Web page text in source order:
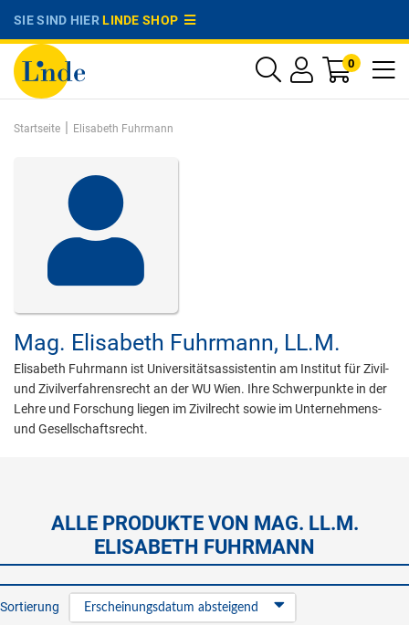
SIE SIND HIERLINDE SHOP
0
Startseite | Elisabeth Fuhrmann
Mag. Elisabeth Fuhrmann, LL.M.
Elisabeth Fuhrmann ist Universitätsassistentin am Institut für Zivil-
und Zivilverfahrensrecht an der WU Wien. Ihre Schwerpunkte in der
Lehre und Forschung liegen im Zivilrecht sowie im Unternehmens-
und Gesellschaftsrecht.
ALLE PRODUKTE VON MAG. LL.M.
ELISABETH FUHRMANN
Sortierung Erscheinungsdatum absteigend